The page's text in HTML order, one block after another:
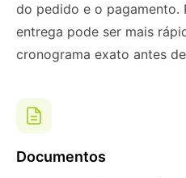
do pedido e o pagamento.
entrega pode ser mais
cronograma exato antes
Documentos